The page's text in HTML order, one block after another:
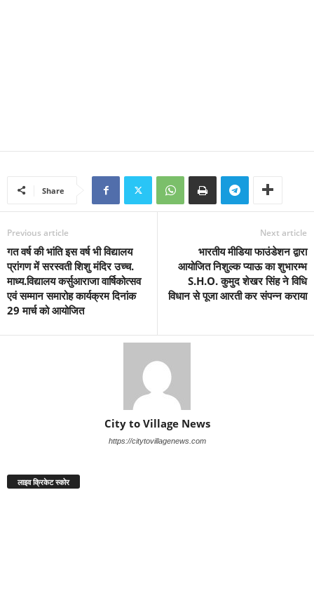
Share
Previous article
गत वर्ष की भांति इस वर्ष भी विद्यालय
प्रांगण में सरस्वती शिशु मंदिर उच्च.
माध्य.विद्यालय कर्सुआराजा वार्षिकोत्सव
एवं सम्मान समारोह कार्यक्रम दिनांक
29 मार्च को आयोजित
Next article
भारतीय मीडिया फाउंडेशन द्वारा
आयोजित निशुल्क प्याऊ का शुभारम्भ
S.H.O. कुमुद शेखर सिंह ने विधि
विधान से पूजा आरती कर संपन्न कराया
City to Village News
https://citytovillagenews.com
लाइव क्रिकेट स्कोर